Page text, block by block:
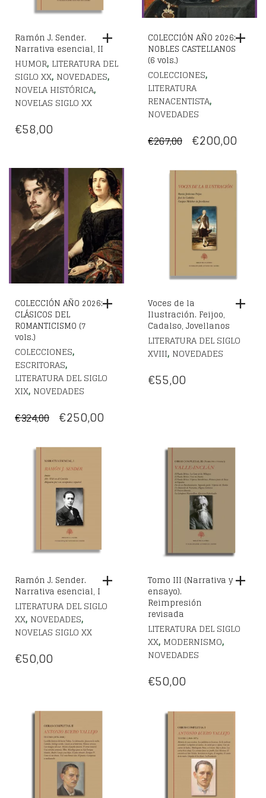
Ramón J. Sender.
Narrativa esencial, II
HUMOR, LITERATURA DEL
SIGLO XX, NOVEDADES,
NOVELA HISTÓRICA,
NOVELAS SIGLO XX
€58,00
COLECCIÓN AÑO 2026:
NOBLES CASTELLANOS
(6 vols.)
COLECCIONES,
LITERATURA
RENACENTISTA,
NOVEDADES
€267,00 EL
ORIGINAL
ERA:
€267,00.
€200,00
COLECCIÓN AÑO 2026:
CLÁSICOS DEL
ROMANTICISMO (7
vols.)
COLECCIONES,
ESCRITORAS,
LITERATURA DEL SIGLO
XIX, NOVEDADES
€324,00 EL
ORIGINAL
ERA:
€324,00.
€250,00
Voces de la
Ilustración. Feijoo,
Cadalso, Jovellanos
LITERATURA DEL SIGLO
XVIII, NOVEDADES
€55,00
Ramón J. Sender.
Narrativa esencial, I
LITERATURA DEL SIGLO
XX, NOVEDADES,
NOVELAS SIGLO XX
€50,00
Tomo III (Narrativa y
ensayo).
Reimpresión
revisada
LITERATURA DEL SIGLO
XX, MODERNISMO,
NOVEDADES
€50,00